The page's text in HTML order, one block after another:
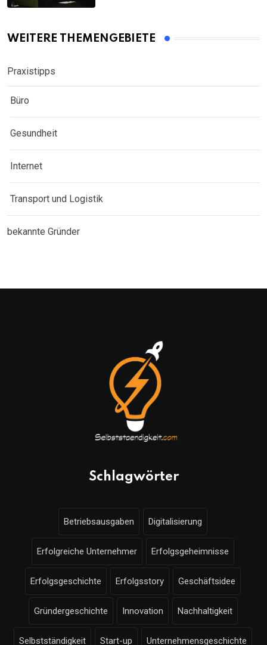
WEITERE THEMENGEBIETE
Praxistipps
Büro
Gesundheit
Internet
Transport und Logistik
bekannte Gründer
Schlagwörter
Betriebsausgaben Digitalisierung
Erfolgreiche Unternehmer Erfolgsgeheimnisse
Erfolgsgeschichte Erfolgsstory Geschäftsidee
Gründergeschichte Innovation Nachhaltigkeit
Selbstständigkeit Start-up Unternehmensgeschichte